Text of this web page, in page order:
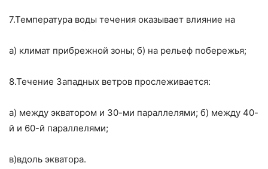
7.Температура воды течения оказывает влияние на
а) климат прибрежной зоны; б) на рельеф побережья;
8.Течение Западных ветров прослеживается:
а) между экватором и 30-ми параллелями; б) между 40-
й и 60-й параллелями;
в)вдоль экватора.